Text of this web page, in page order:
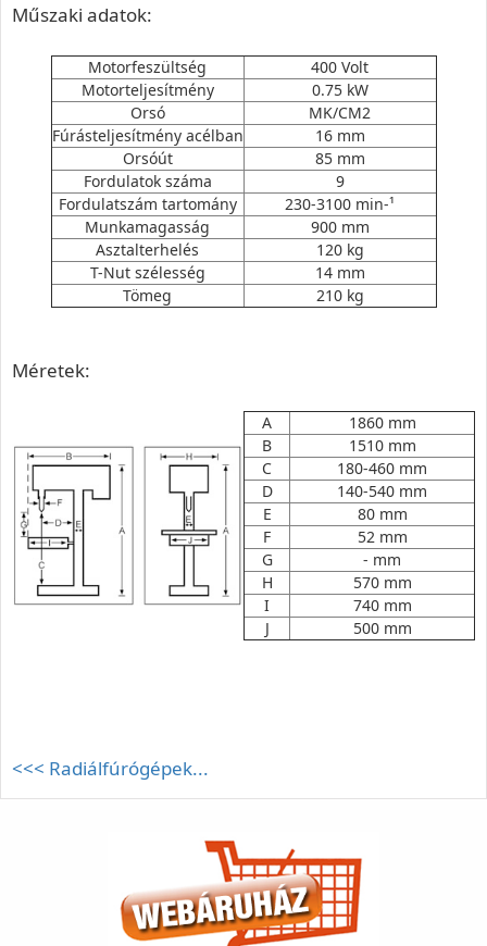
Műszaki adatok:
Motorfeszültség
400 Volt
Motorteljesítmény
0.75 kW
Orsó
MK/CM2
Fúrásteljesítmény acélban
16 mm
Orsóút
85 mm
Fordulatok száma
9
Fordulatszám tartomány
230-3100 min-¹
Munkamagasság
900 mm
Asztalterhelés
120 kg
T-Nut szélesség
14 mm
Tömeg
210 kg
Méretek:
A
1860 mm
B
1510 mm
C
180-460 mm
D
140-540 mm
E
80 mm
F
52 mm
G
- mm
H
570 mm
I
740 mm
J
500 mm
<<< Radiálfúrógépek...